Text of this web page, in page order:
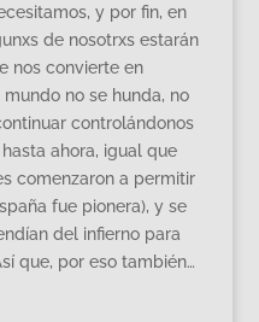
y por fin, en
de nosotrxs estarán
nos convierte en
no se hunda, no
controlándonos
ahora, igual que
comenzaron a permitir
fue pionera), y se
del infierno para
que, por eso también…